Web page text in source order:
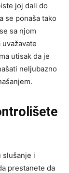
joj dali do
se ponaša tako
sa njom
utisak da je
neljubazno
slušanje i
prestanete da